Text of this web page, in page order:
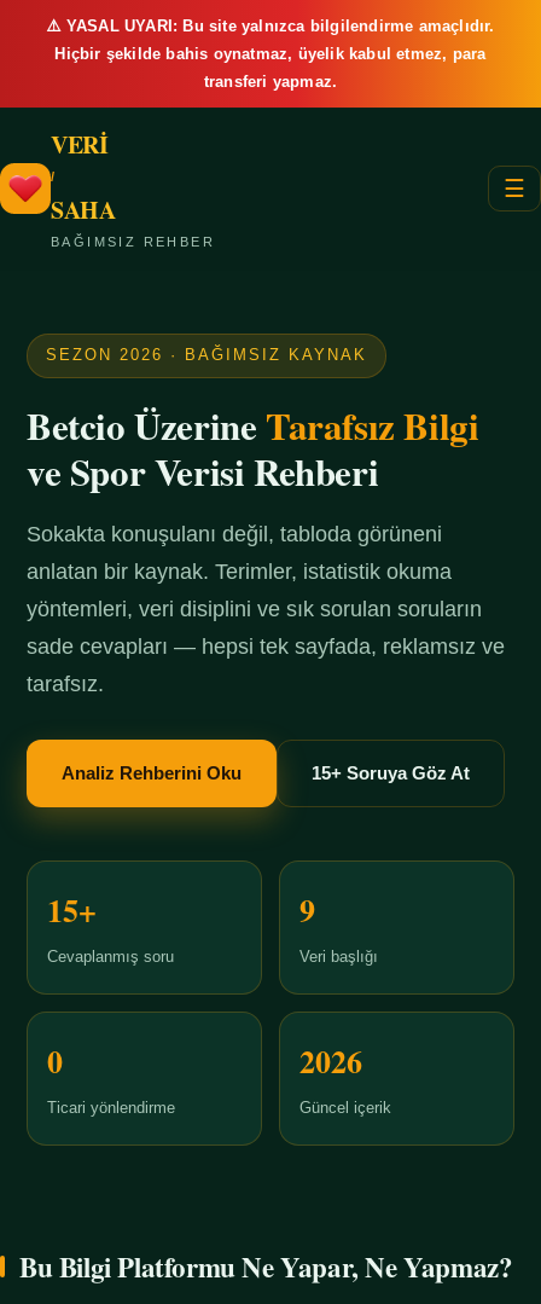
⚠️ YASAL UYARI: Bu site yalnızca bilgilendirme amaçlıdır.
Hiçbir şekilde bahis oynatmaz, üyelik kabul etmez, para
transferi yapmaz.
VERİ
/
SAHA
BAĞIMSIZ REHBER
☰
SEZON 2026 · BAĞIMSIZ KAYNAK
Betcio ÜzerineTarafsız Bilgi
ve Spor Verisi Rehberi
Sokakta konuşulanı değil, tabloda görüneni
anlatan bir kaynak. Terimler, istatistik okuma
yöntemleri, veri disiplini ve sık sorulan soruların
sade cevapları — hepsi tek sayfada, reklamsız ve
tarafsız.
Analiz Rehberini Oku 15+ Soruya Göz At
15+
Cevaplanmış soru
9
Veri başlığı
0
Ticari yönlendirme
2026
Güncel içerik
Bu Bilgi Platformu Ne Yapar, Ne Yapmaz?